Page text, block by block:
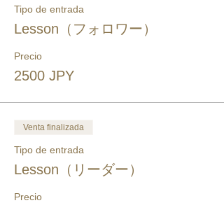
Tipo de entrada
Lesson（フォロワー）
Precio
2500 JPY
Venta finalizada
Tipo de entrada
Lesson（リーダー）
Precio